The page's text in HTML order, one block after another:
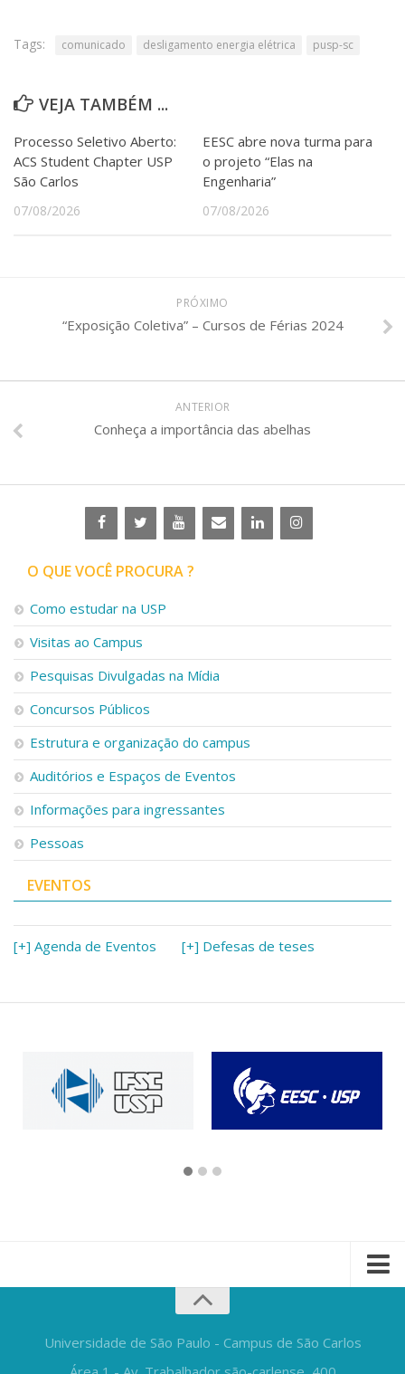
Tags: comunicado desligamento energia elétrica pusp-sc
VEJA TAMBÉM ...
Processo Seletivo Aberto:
ACS Student Chapter USP
São Carlos
07/08/2026
EESC abre nova turma para
o projeto “Elas na
Engenharia”
07/08/2026
PRÓXIMO
“Exposição Coletiva” – Cursos de Férias 2024
ANTERIOR
Conheça a importância das abelhas
O QUE VOCÊ PROCURA ?
Como estudar na USP
Visitas ao Campus
Pesquisas Divulgadas na Mídia
Concursos Públicos
Estrutura e organização do campus
Auditórios e Espaços de Eventos
Informações para ingressantes
Pessoas
EVENTOS
[+] Agenda de Eventos [+] Defesas de teses
Universidade de São Paulo - Campus de São Carlos